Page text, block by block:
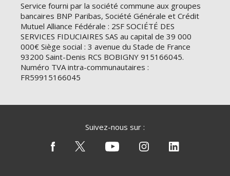
Service fourni par la société commune aux groupes
bancaires BNP Paribas, Société Générale et Crédit
Mutuel Alliance Fédérale : 2SF SOCIÉTÉ DES
SERVICES FIDUCIAIRES SAS au capital de 39 000
000€ Siège social : 3 avenue du Stade de France
93200 Saint-Denis RCS BOBIGNY 915166045.
Numéro TVA intra-communautaires :
FR59915166045
Suivez-nous sur :